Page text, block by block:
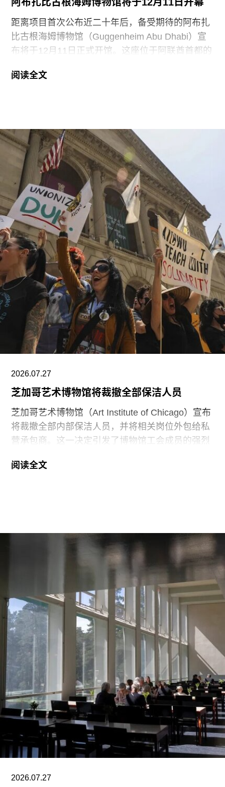
展厅等支出。辩方主张，部分费用源于馆方自行决
定采用何种修复方案，而非抗议行为本身造成的损
害，但这一论点最终未获法院采纳。
距离项目首次公布近二十年后，备受期待的阿布扎
比古根海姆博物馆（Guggenheim Abu Dhabi）宣
布将于12月11日正式开馆。这座位于阿联酋首都的
主弗兰克·盖里（Frank Gehry）设计，也是所罗门
阿布扎比古根海姆博物馆占地逾80万平方英尺，将
成为古根海姆体系中规模最大的分馆，内设30个展
厅，室内展览面积约12.5万平方英尺。建筑外观由
十个雕塑般的锥体以非传统方式组合而成，表面覆
以不锈钢网、缟玛瑙和玻璃等材料，高达280英
尺。据《纽约时报》报道，该馆也是古根海姆体系
中造价最高的博物馆，预计总成本超过10亿美元。
博物馆将重点展示1960年代以来的艺术作品，并自
2009年起开始建立馆藏。不同于传统按时间顺序排
列展品的方式，展览将按主题划分为“抽象”、“流行
文化”、“土地”、“语言”和“叙事”等单元。根据新闻
稿，这种设计旨在邀请观众“按照自己的方式”与艺
术互动。
阿布扎比古根海姆博物馆是阿布扎比耗资数十亿美
Cultural District）最新落成的文化机构之一。该文
化区还包括阿布扎比卢浮宫（Louvre Abu
阅读全文
2026.07.27
芝加哥艺术博物馆将裁撤全部保洁人员
芝加哥艺术博物馆（Art Institute of Chicago）宣布
将裁撤全部内部保洁人员，并将相关岗位外包给私
营承包商。这一决定引发了博物馆工会成员的强烈
年。这批员工的最后工作日为8月14日。馆方表
示，这些员工可向即将接手的私营承包商重新申请
工会成员要求博物馆撤销这一决定，并发起请愿活
动，要求恢复保洁员工的职位。AICWU表示，截至
7月21日，请愿书已获得超过1900个签名。芝加哥
艺术学院一位发言人在接受《芝加哥太阳时报》采
访时表示：“芝加哥艺术学院高度重视每一位员工，
我们也非常感谢保洁团队每天付出的重要工作。我
们决定将保洁服务转为外包模式，是为了更好地支
持博物馆的日常运营；同时，我们优先选择了承诺
向现有保洁员工提供就业机会的合作伙伴。”
代表馆内工会的谈判单位AFSCME 31已正式提出
申诉，认为馆方在最终决定将保洁部门外包之前，
未按合同规定提前通知工会，因此违反了劳资协
为。
阅读全文
2026.07.27